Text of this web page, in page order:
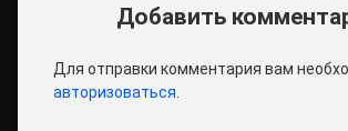
Добавить
Для отправки комментария вам
авторизоваться